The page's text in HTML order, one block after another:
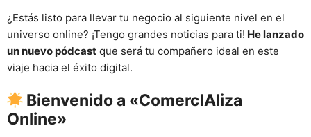
¿Estás listo para llevar tu negocio al siguiente nivel en el
universo online? ¡Tengo grandes noticias para ti! He lanzado
un nuevo pódcast que será tu compañero ideal en este
viaje hacia el éxito digital.
Bienvenido a «ComercIAliza
Online»